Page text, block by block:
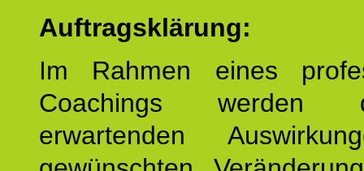
Auftragsklärung:
Im Rahmen eines
Coachings
erwartenden